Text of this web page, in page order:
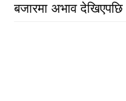
बजारमा अभाव